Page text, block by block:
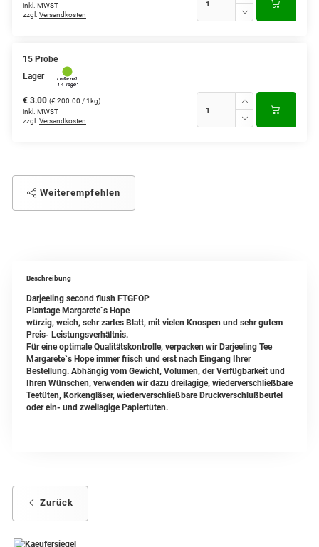
inkl. MWST
zzgl. Versandkosten
15 Probe
Lager
€ 3.00 (€ 200.00 / 1kg)
inkl. MWST
zzgl. Versandkosten
Weiterempfehlen
Beschreibung
Darjeeling second flush FTGFOP
Plantage Margarete`s Hope
würzig, weich, sehr zartes Blatt, mit vielen Knospen und sehr gutem
Preis- Leistungsverhältnis.
Für eine optimale Qualitätskontrolle, verpacken wir Darjeeling Tee
Margarete`s Hope immer frisch und erst nach Eingang Ihrer
Bestellung. Abhängig vom Gewicht, Volumen, der Verfügbarkeit und
Ihren Wünschen, verwenden wir dazu dreilagige, wiederverschließbare
Teetüten, Korkengläser, wiederverschließbare Druckverschlußbeutel
oder ein- und zweilagige Papiertüten.
Zurück